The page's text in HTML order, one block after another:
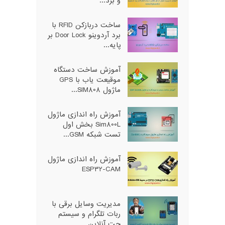
ساخت دربازکن RFID با
برد آردوینو Door Lock بر
پایه...
آموزش ساخت دستگاه
موقیعت یاب با GPS
ماژول SIM808...
آموزش راه اندازی ماژول
Sim800L بخش اول
تست شبکه GSM...
آموزش راه اندازی ماژول
ESP32-CAM
مدیریت وسایل برقی با
ربات تلگرام و سیستم